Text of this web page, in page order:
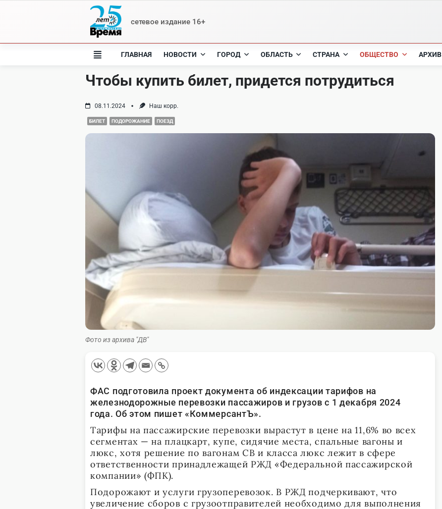
сетевое издание 16+
ГЛАВНАЯ НОВОСТИ ГОРОД ОБЛАСТЬ СТРАНА ОБЩЕСТВО АРХИВ
Чтобы купить билет, придется потрудиться
08.11.2024 Наш корр.
БИЛЕТ ПОДОРОЖАНИЕ ПОЕЗД
Фото из архива "ДВ"
ФАС подготовила проект документа об индексации тарифов на
железнодорожные перевозки пассажиров и грузов с 1 декабря 2024
года. Об этом пишет «КоммерсантЪ».
Тарифы на пассажирские перевозки вырастут в цене на 11,6% во всех
сегментах — на плацкарт, купе, сидячие места, спальные вагоны и
люкс, хотя решение по вагонам СВ и класса люкс лежит в сфере
ответственности принадлежащей РЖД «Федеральной пассажирской
компании» (ФПК).
Подорожают и услуги грузоперевозок. В РЖД подчеркивают, что
увеличение сборов с грузоотправителей необходимо для выполнения